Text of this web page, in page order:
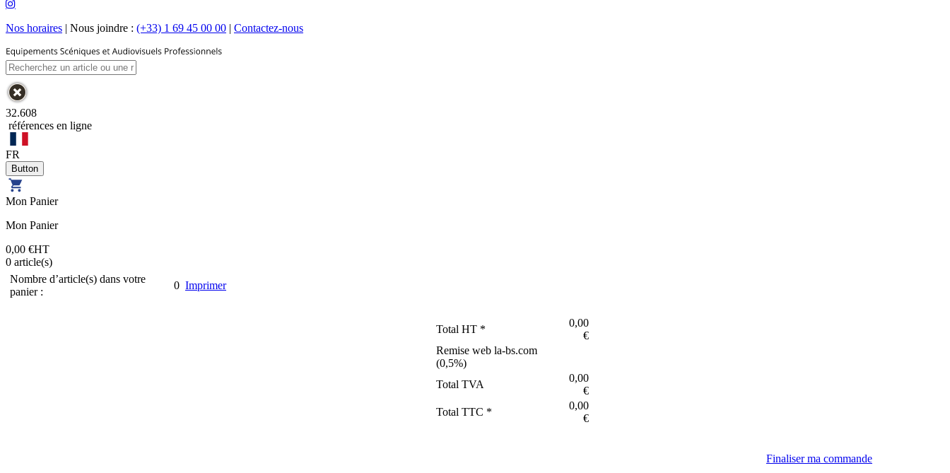
Nos horaires | Nous joindre : (+33) 1 69 45 00 00 | Contactez-nous
32.608
références en ligne
FR
Mon Panier
Mon Panier
0,00 €HT
0 article(s)
Nombre d’article(s) dans votre
panier :
0 Imprimer
Total HT *
0,00
€
Remise web la-bs.com
(0,5%)
Total TVA
0,00
€
Total TTC *
0,00
€
Finaliser ma commande